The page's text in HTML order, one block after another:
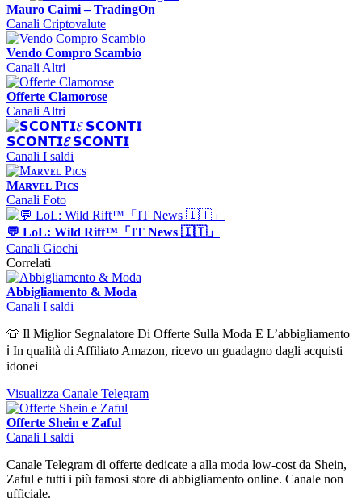
Mauro Caimi – TradingOn
Canali Criptovalute
Vendo Compro Scambio
Canali Altri
Offerte Clamorose
Canali Altri
𝗦𝗖𝗢𝗡𝗧𝗜𝓔 𝗦𝗖𝗢𝗡𝗧𝗜
Canali I saldi
Mᴀʀᴠᴇʟ Pɪᴄs
Canali Foto
💬 LoL: Wild Rift™「IT News 🇮🇹」
Canali Giochi
Correlati
Abbigliamento & Moda
Canali I saldi
👕 Il Miglior Segnalatore Di Offerte Sulla Moda E L’abbigliamento
ℹ️ In qualità di Affiliato Amazon, ricevo un guadagno dagli acquisti
idonei
Visualizza Canale Telegram
Offerte Shein e Zaful
Canali I saldi
Canale Telegram di offerte dedicate a alla moda low-cost da Shein,
Zaful e tutti i più famosi store di abbigliamento online. Canale non
ufficiale.